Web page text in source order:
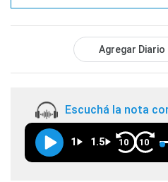
Agregar Diario
Escuchá la nota
1 1.5 10 10